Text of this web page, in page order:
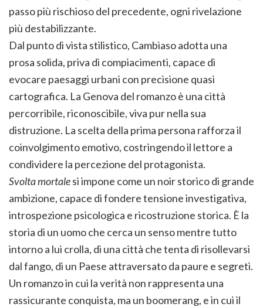
passo più rischioso del precedente, ogni rivelazione
più destabilizzante.
Dal punto di vista stilistico, Cambiaso adotta una
prosa solida, priva di compiacimenti, capace di
evocare paesaggi urbani con precisione quasi
cartografica. La Genova del romanzo è una città
percorribile, riconoscibile, viva pur nella sua
distruzione. La scelta della prima persona rafforza il
coinvolgimento emotivo, costringendo il lettore a
condividere la percezione del protagonista.
Svolta mortalesi impone come un noir storico di grande
ambizione, capace di fondere tensione investigativa,
introspezione psicologica e ricostruzione storica. È la
storia di un uomo che cerca un senso mentre tutto
intorno a lui crolla, di una città che tenta di risollevarsi
dal fango, di un Paese attraversato da paure e segreti.
Un romanzo in cui la verità non rappresenta una
rassicurante conquista, ma un boomerang, e in cui il